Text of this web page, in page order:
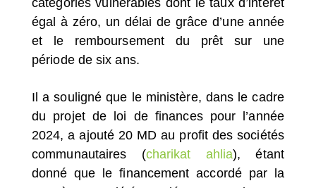
égal à zéro, un délai de grâce d’une année
et le remboursement du prêt sur une
période de six ans.
Il a souligné que le ministère, dans le cadre
du projet de loi de finances pour l’année
2024, a ajouté 20 MD au profit des sociétés
communautaires (charikat ahlia), étant
donné que le financement accordé par la